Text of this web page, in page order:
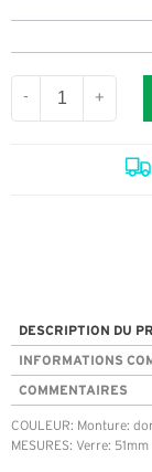
- +
DESCRIPTION DU
INFORMATIONS
COMMENTAIRES
COULEUR: Monture:
MESURES: Verre: